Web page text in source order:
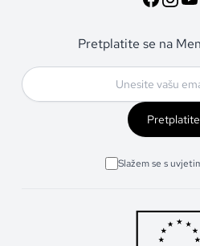
Pretplatite se na
Slažem se s